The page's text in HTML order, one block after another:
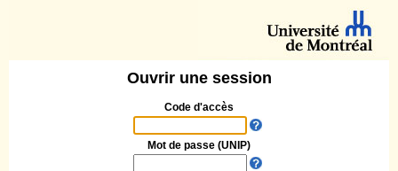
Ouvrir une session
Code d'accès
Mot de passe (UNIP)